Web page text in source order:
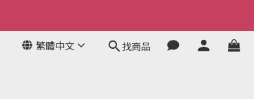
繁體中文 找商品